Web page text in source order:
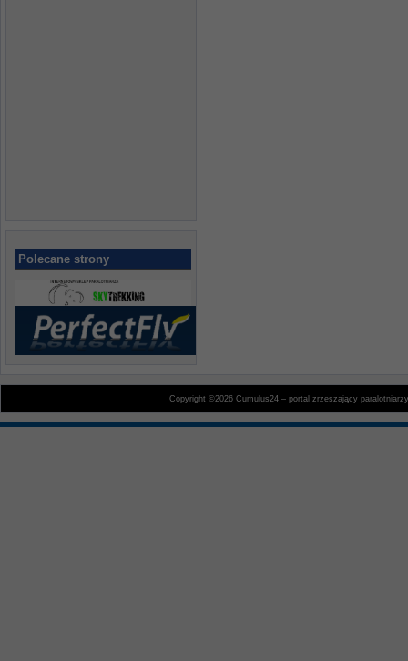
Polecane strony
Copyright ©2026 Cumulus24 – portal zrzeszający